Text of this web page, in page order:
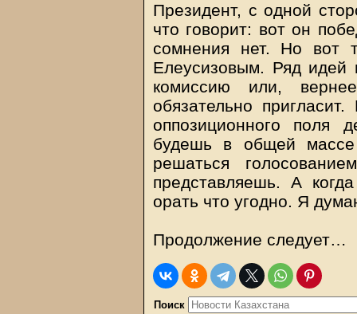
Президент, с одной
что говорит: вот он
сомнения нет. Но вот
Елеусизовым. Ряд идей
комиссию или,
обязательно
оппозиционного поля
будешь в общей массе
решаться
представляешь. А
орать что угодно. Я
Продолжение следует…
Поиск